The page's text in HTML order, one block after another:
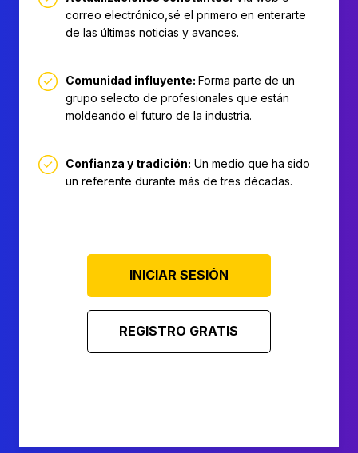
correo electrónico,sé el primero en enterarte
de las últimas noticias y avances.
Comunidad influyente: Forma parte de un
grupo selecto de profesionales que están
moldeando el futuro de la industria.
Confianza y tradición: Un medio que ha sido
un referente durante más de tres décadas.
INICIAR SESIÓN
REGISTRO GRATIS